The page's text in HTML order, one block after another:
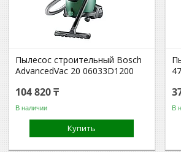
Пылесос строительный Bosch
AdvancedVac 20 06033D1200
104 820 ₸
В наличии
Купить
В